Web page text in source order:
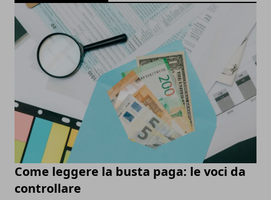
Come leggere la busta paga: le voci da
controllare